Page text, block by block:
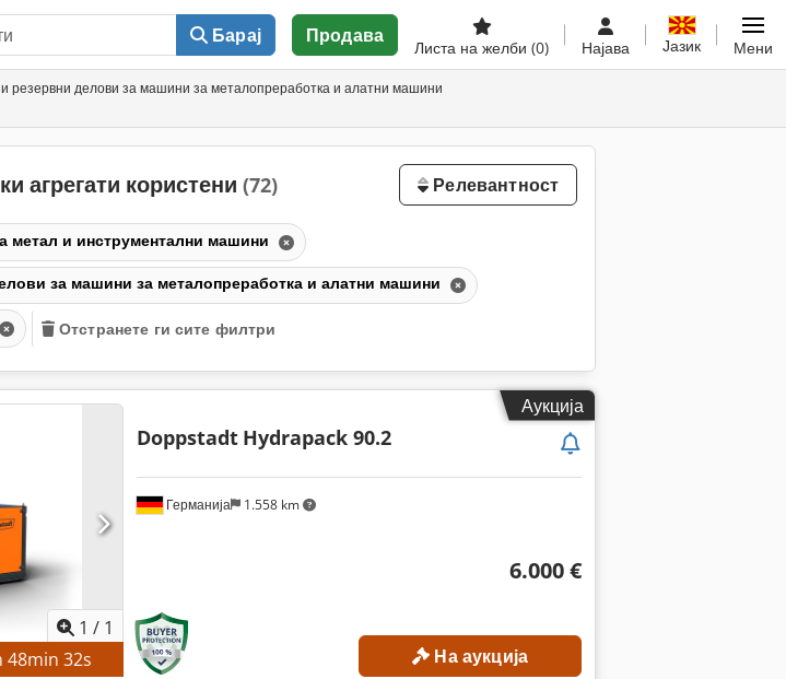
Барај Продава
Листа на желби (0) Најава Јазик Мени
резервни делови за машини за металопреработка и алатни машини
агрегати користени (72) Релевантност
метал и инструментални машини
за машини за металопреработка и алатни машини
Отстранете ги сите филтри
Аукција
1 / 1
48min30s
Германија 1.558 km
Doppstadt Hydrapack 90.2
6.000 €
На аукција